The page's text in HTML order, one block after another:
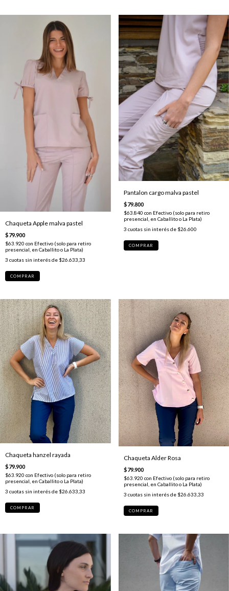
Chaqueta Apple malva pastel
$79.900
$63.920 con Efectivo (solo para retiro
presencial, en Caballito o La Plata)
3 cuotas sin interés de $26.633,33
COMPRAR
Pantalon cargo malva pastel
$79.800
$63.840 con Efectivo (solo para retiro
presencial, en Caballito o La Plata)
3 cuotas sin interés de $26.600
COMPRAR
Chaqueta hanzel rayada
$79.900
$63.920 con Efectivo (solo para retiro
presencial, en Caballito o La Plata)
3 cuotas sin interés de $26.633,33
COMPRAR
Chaqueta Alder Rosa
$79.900
$63.920 con Efectivo (solo para retiro
presencial, en Caballito o La Plata)
3 cuotas sin interés de $26.633,33
COMPRAR